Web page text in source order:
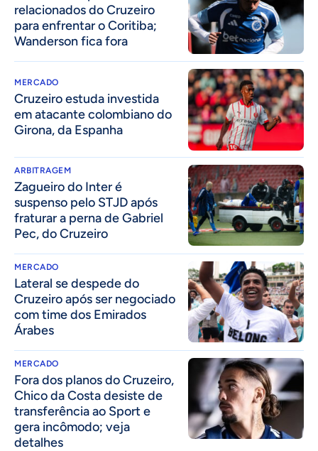
relacionados do Cruzeiro
para enfrentar o Coritiba;
Wanderson fica fora
MERCADO
Cruzeiro estuda investida
em atacante colombiano do
Girona, da Espanha
ARBITRAGEM
Zagueiro do Inter é
suspenso pelo STJD após
fraturar a perna de Gabriel
Pec, do Cruzeiro
MERCADO
Lateral se despede do
Cruzeiro após ser negociado
com time dos Emirados
Árabes
MERCADO
Fora dos planos do Cruzeiro,
Chico da Costa desiste de
transferência ao Sport e
gera incômodo; veja
detalhes